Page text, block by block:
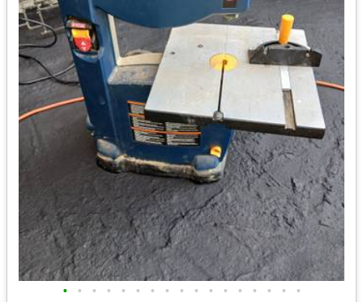
• • • • • • • • • • • • • • • • •